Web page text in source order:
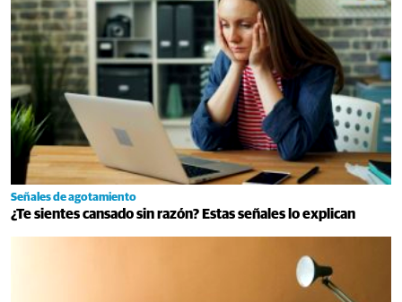
Señales de agotamiento
¿Te sientes cansado sin razón? Estas señales lo explican